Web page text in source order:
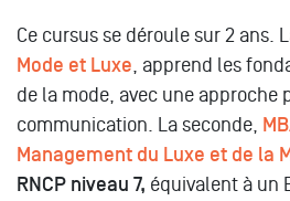
Ce cursus se déroule sur 2 ans.
Mode et Luxe , apprend les
de la mode, avec une approche
communication. La seconde,
Management du Luxe et de la
RNCP niveau 7, équivalent à un